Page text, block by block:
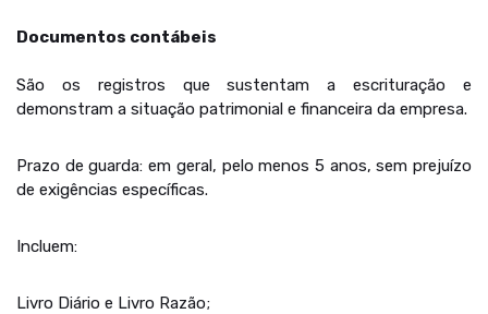
Documentos contábeis
São os registros que sustentam a escrituração e
demonstram a situação patrimonial e financeira da empresa.
Prazo de guarda: em geral, pelo menos 5 anos, sem prejuízo
de exigências específicas.
Incluem:
Livro Diário e Livro Razão;